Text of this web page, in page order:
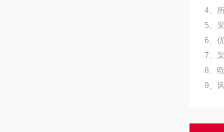
4
5 、
6 、
7 、
8 、
9 、